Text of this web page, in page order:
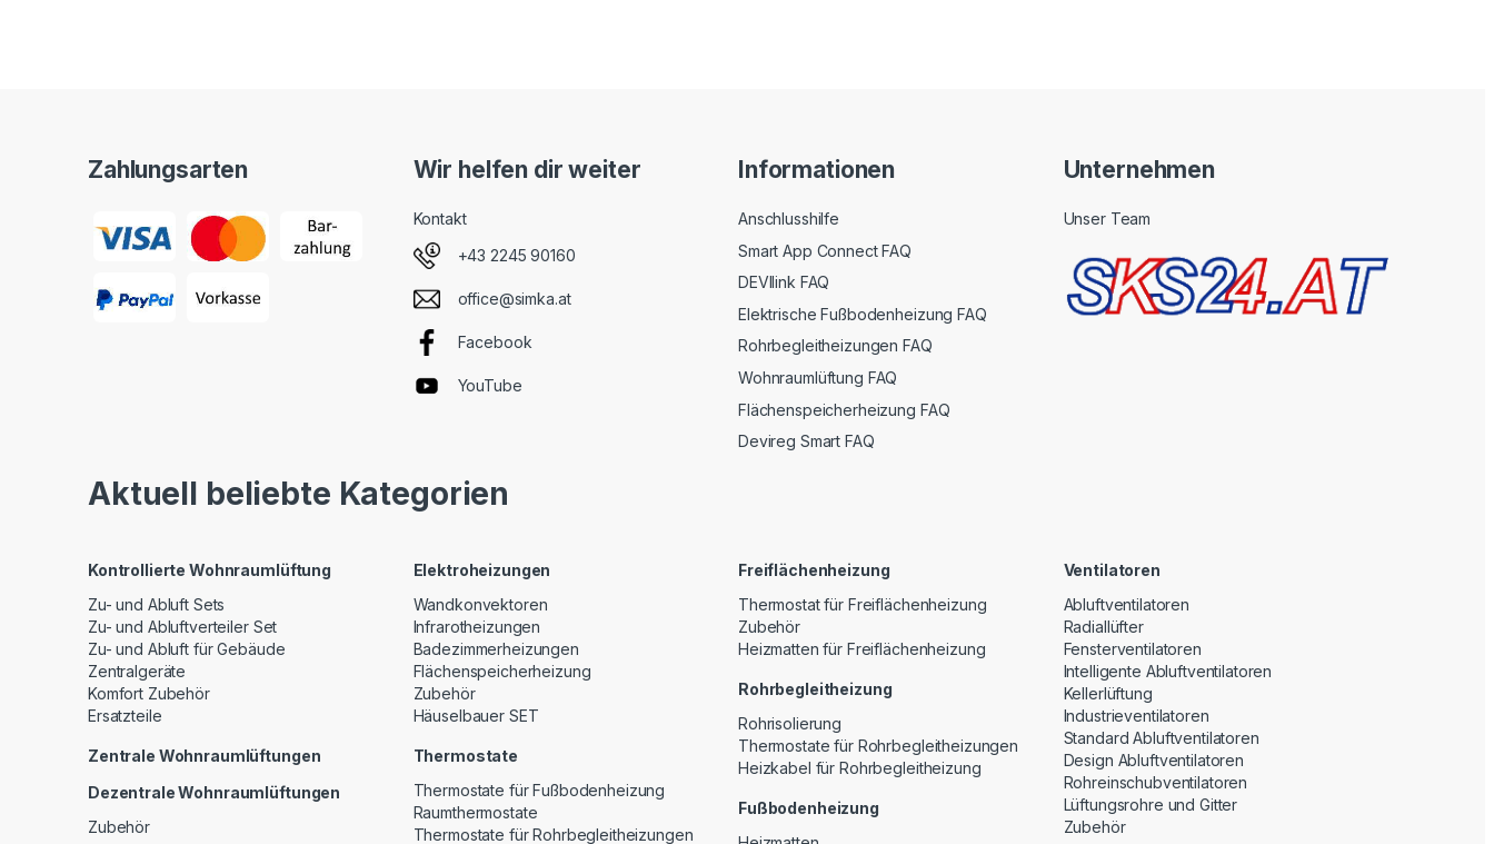
Zahlungsarten Wir helfen dir weiter
Kontakt
+43 2245 90160
office@simka.at
Facebook
YouTube
Informationen
Anschlusshilfe
Smart App Connect FAQ
DEVIlink FAQ
Elektrische Fußbodenheizung FAQ
Rohrbegleitheizungen FAQ
Wohnraumlüftung FAQ
Flächenspeicherheizung FAQ
Devireg Smart FAQ
Unternehmen
Unser Team
Aktuell beliebte Kategorien
Kontrollierte Wohnraumlüftung
Zu- und Abluft Sets
Zu- und Abluftverteiler Set
Zu- und Abluft für Gebäude
Zentralgeräte
Komfort Zubehör
Ersatzteile
Zentrale Wohnraumlüftungen
Dezentrale Wohnraumlüftungen
Zubehör
Elektroheizungen
Wandkonvektoren
Infrarotheizungen
Badezimmerheizungen
Flächenspeicherheizung
Zubehör
Häuselbauer SET
Thermostate
Thermostate für Fußbodenheizung
Raumthermostate
Thermostate für Rohrbegleitheizungen
Freiflächenheizung
Thermostat für Freiflächenheizung
Zubehör
Heizmatten für Freiflächenheizung
Rohrbegleitheizung
Rohrisolierung
Thermostate für Rohrbegleitheizungen
Heizkabel für Rohrbegleitheizung
Fußbodenheizung
Ventilatoren
Abluftventilatoren
Radiallüfter
Fensterventilatoren
Intelligente Abluftventilatoren
Kellerlüftung
Industrieventilatoren
Standard Abluftventilatoren
Design Abluftventilatoren
Rohreinschubventilatoren
Lüftungsrohre und Gitter
Zubehör